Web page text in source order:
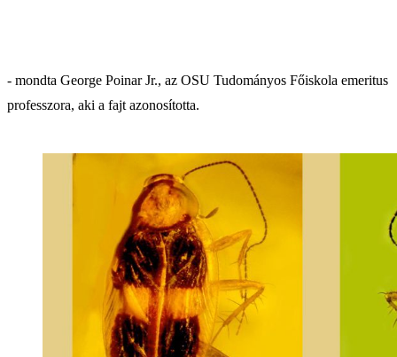
- mondta George Poinar Jr., az OSU Tudományos Főiskola emeritus
professzora, aki a fajt azonosította.